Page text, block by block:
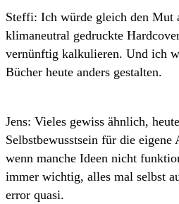
Steffi: Ich würde gleich den Mut
klimaneutral gedruckte
vernünftig kalkulieren. Und ich
Bücher heute anders gestalten.
Jens: Vieles gewiss ähnlich,
Selbstbewusstsein für die
wenn manche Ideen nicht
immer wichtig, alles mal selbst
error quasi.